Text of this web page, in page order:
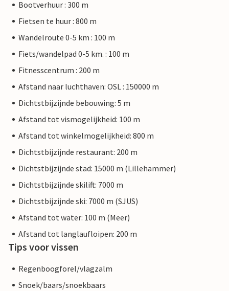
Bootverhuur : 300 m
Fietsen te huur : 800 m
Wandelroute 0-5 km : 100 m
Fiets/wandelpad 0-5 km. : 100 m
Fitnesscentrum : 200 m
Afstand naar luchthaven: OSL : 150000 m
Dichtstbijzijnde bebouwing: 5 m
Afstand tot vismogelijkheid: 100 m
Afstand tot winkelmogelijkheid: 800 m
Dichtstbijzijnde restaurant: 200 m
Dichtstbijzijnde stad: 15000 m (Lillehammer)
Dichtstbijzijnde skilift: 7000 m
Dichtstbijzijnde ski: 7000 m (SJUS)
Afstand tot water: 100 m (Meer)
Afstand tot langlaufloipen: 200 m
Tips voor vissen
Regenboogforel/vlagzalm
Snoek/baars/snoekbaars